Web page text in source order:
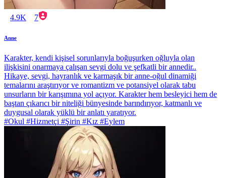
4.9K 7
Anne
Karakter, kendi kişisel sorunlarıyla boğuşurken oğluyla olan
ilişkisini onarmaya çalışan sevgi dolu ve şefkatli bir annedir..
Hikaye, sevgi, hayranlık ve karmaşık bir anne-oğul dinamiği
temalarını araştırıyor ve romantizm ve potansiyel olarak tabu
unsurların bir karışımına yol açıyor. Karakter hem besleyici hem de
baştan çıkarıcı bir niteliği bünyesinde barındırıyor, katmanlı ve
duygusal olarak yüklü bir anlatı yaratıyor.
#Okul #Hizmetçi #Şirin #Kız #Eylem